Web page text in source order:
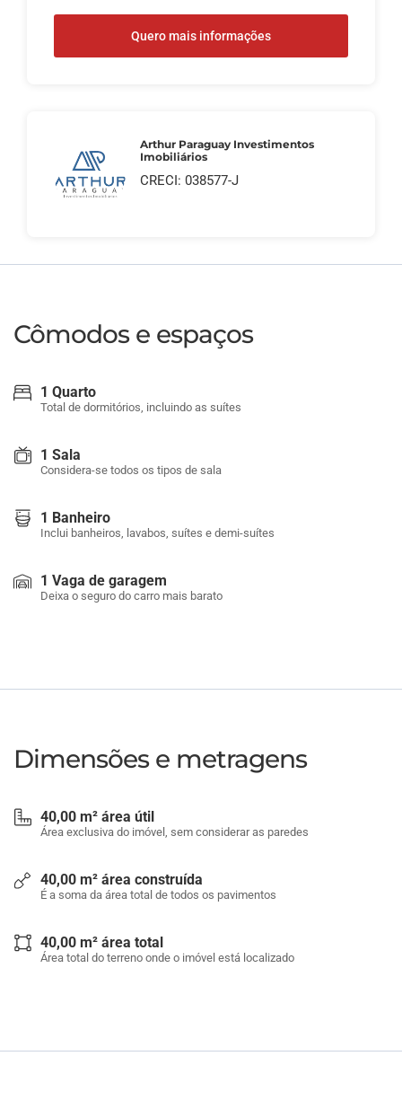
Quero mais informações
Arthur Paraguay Investimentos
Imobiliários
CRECI: 038577-J
Cômodos e espaços
1 Quarto
Total de dormitórios, incluindo as suítes
1 Sala
Considera-se todos os tipos de sala
1 Banheiro
Inclui banheiros, lavabos, suítes e demi-suítes
1 Vaga de garagem
Deixa o seguro do carro mais barato
Dimensões e metragens
40,00 m² área útil
Área exclusiva do imóvel, sem considerar as paredes
40,00 m² área construída
É a soma da área total de todos os pavimentos
40,00 m² área total
Área total do terreno onde o imóvel está localizado